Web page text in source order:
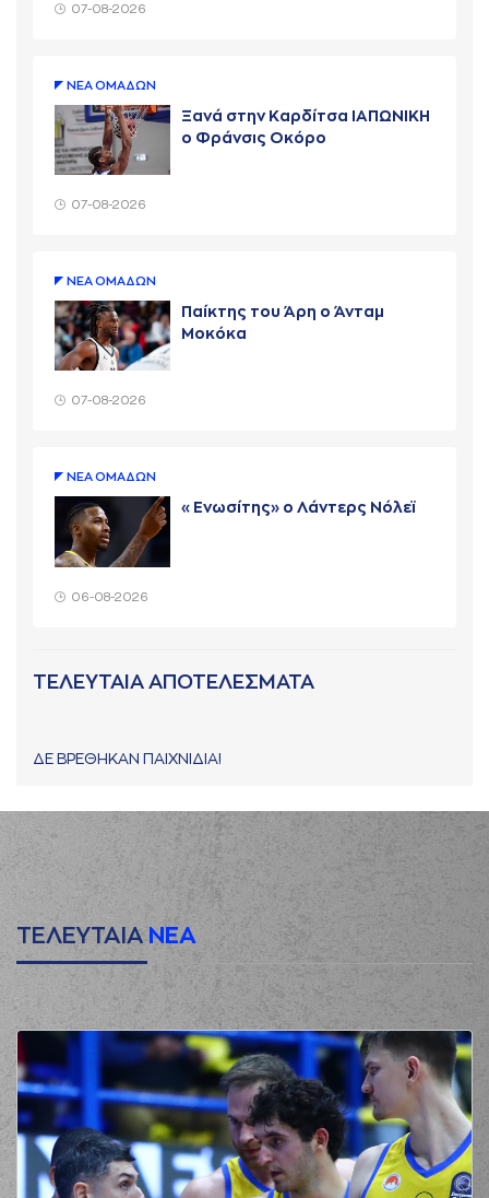
07-08-2026
ΝΕA ΟΜAΔΩΝ
Ξανά στην Καρδίτσα ΙΑΠΩΝΙΚΗ
ο Φράνσις Οκόρο
07-08-2026
ΝΕA ΟΜAΔΩΝ
Παίκτης του Άρη ο Άνταμ
Μοκόκα
07-08-2026
ΝΕA ΟΜAΔΩΝ
«Ενωσίτης» ο Λάντερς Νόλεϊ
06-08-2026
ΤΕΛΕΥΤΑΙΑ ΑΠΟΤΕΛΕΣΜΑΤΑ
ΔΕ ΒΡΕΘΗΚΑΝ ΠΑΙΧΝΙΔΙΑ!
ΤΕΛΕΥΤΑΙΑ ΝΕΑ